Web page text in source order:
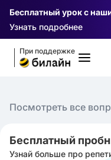
Бесплатный урок с
Узнать подробнее
При поддержке
Посмотреть все
Бесплатный
Узнай больше про